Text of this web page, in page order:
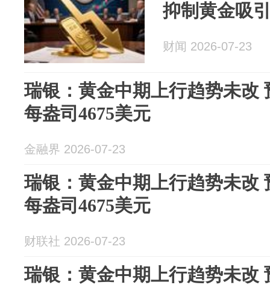
抑制黄金吸
财闻 2026-07-23
瑞银：黄金中期上行趋势未改
每盎司4675美元
金融界 2026-07-23
瑞银：黄金中期上行趋势未改
每盎司4675美元
财联社 2026-07-23
瑞银：黄金中期上行趋势未改